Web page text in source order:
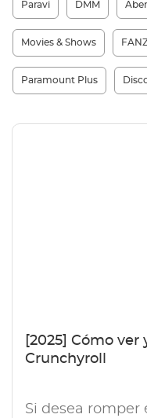
Paravi DMM
Movies & Shows
Paramount Plus
[2025] Cómo
Crunchyroll
Si desea romper